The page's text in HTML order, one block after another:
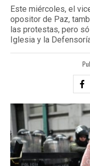
Este miércoles, el
opositor de Paz,
las protestas, pero
Iglesia y la